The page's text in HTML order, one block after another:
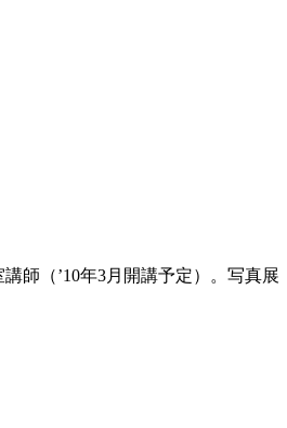
（’10年3月開講予定）。写真展